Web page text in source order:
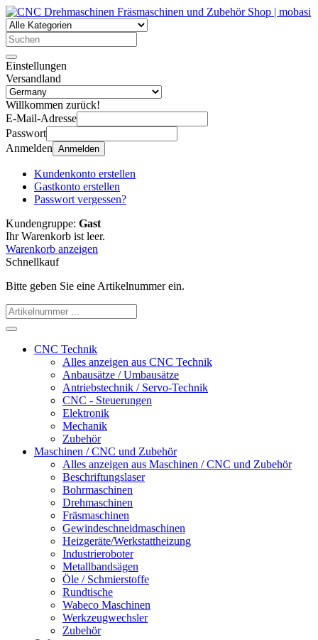
Einstellungen
Versandland
Willkommen zurück!
E-Mail-Adresse
Passwort
Anmelden Anmelden
Kundenkonto erstellen
Gastkonto erstellen
Passwort vergessen?
Kundengruppe: Gast
Ihr Warenkorb ist leer.
Warenkorb anzeigen
Schnellkauf
Bitte geben Sie eine Artikelnummer ein.
CNC Technik
Alles anzeigen aus CNC Technik
Anbausätze / Umbausätze
Antriebstechnik / Servo-Technik
CNC - Steuerungen
Elektronik
Mechanik
Zubehör
Maschinen / CNC und Zubehör
Alles anzeigen aus Maschinen / CNC und Zubehör
Beschriftungslaser
Bohrmaschinen
Drehmaschinen
Fräsmaschinen
Gewindeschneidmaschinen
Heizgeräte/Werkstattheizung
Industrieroboter
Metallbandsägen
Öle / Schmierstoffe
Rundtische
Wabeco Maschinen
Werkzeugwechsler
Zubehör